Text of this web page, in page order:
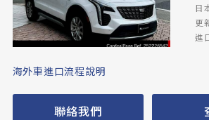
日
更
進
海外車進口流程說明
聯絡我們